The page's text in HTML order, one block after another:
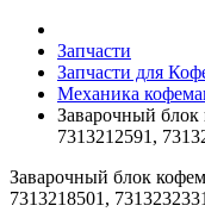
Запчасти
Запчасти для
Механика
Заварочный
7313212591,
Заварочный блок
7313218501,